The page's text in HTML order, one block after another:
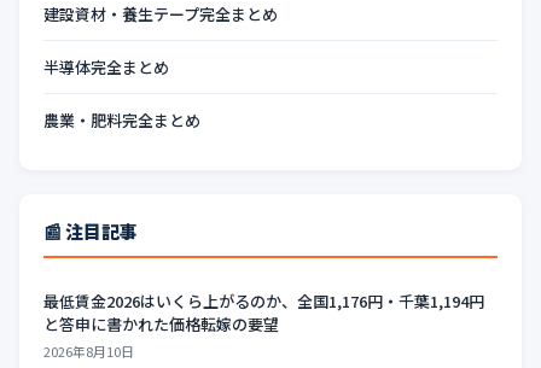
建設資材・養生テープ完全まとめ
半導体完全まとめ
農業・肥料完全まとめ
📰 注目記事
最低賃金2026はいくら上がるのか、全国1,176円・千葉1,194円
と答申に書かれた価格転嫁の要望
2026年8月10日